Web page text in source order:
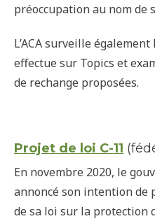
préoccupation au nom de
L’ACA surveille
effectue sur Topics et
de rechange proposées.
Projet de loi C-11
En novembre 2020, le
annoncé son intention de
de sa loi sur la protection